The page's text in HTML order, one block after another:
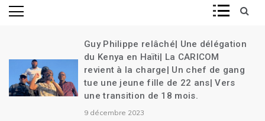
Guy Philippe relâché| Une délégation
du Kenya en Haïti| La CARICOM
revient à la charge| Un chef de gang
tue une jeune fille de 22 ans| Vers
une transition de 18 mois.
9 décembre 2023